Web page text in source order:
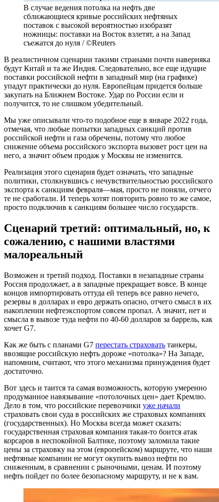
В случае ведения потолка на нефть две
сближающиеся кривые российских нефтяных
поставок с высокой вероятностью изобразят
ножницы: поставки на Восток взлетят, а на Запад
съежатся до нуля / ©Reuters
В реалистичном сценарии такими странами почти наверняка
будут Китай и та же Индия. Следовательно, все еще идущие
поставки российской нефти в западный мир (на графике)
упадут практически до нуля. Европейцам придется больше
закупать на Ближнем Востоке. Удар по России если и
получится, то не слишком убедительный.
Мы уже описывали что-то подобное еще в январе 2022 года,
отмечая, что любые попытки западных санкций против
российской нефти и газа обречены, потому что любое
снижение объема российского экспорта вызовет рост цен на
него, а значит объем продаж у Москвы не изменится.
Реализация этого сценария будет означать, что западные
политики, столкнувшись с нечувствительностью российского
экспорта к санкциям февраля—мая, просто не поняли, отчего
те не сработали. И теперь хотят повторить ровно то же самое,
просто подключив к санкциям большее число государств.
Сценарий третий: оптимальный, но, к
сожалению, с нашими властями
малореальный
Возможен и третий подход. Поставки в незападные страны
Россия продолжает, а в западные прекращает вовсе. В конце
концов импортировать оттуда ей теперь все равно нечего,
резервы в долларах и евро держать опасно, отчего смысл в их
накоплении нефтеэкспортом совсем пропал. А значит, нет и
смысла в вывозе туда нефти по 40-60 долларов за баррель, как
хочет G7.
Как же быть с планами G7 перестать страховать танкеры,
ввозящие российскую нефть дороже «потолка»? На Западе,
напомним, считают, что этого механизма принуждения будет
достаточно.
Вот здесь и таится та самая возможность, которую умеренно
продуманное навязывание «потолочных цен» дает Кремлю.
Дело в том, что российские перевозчики уже начали
страховать свои суда в российских же страховых компаниях
(государственных). Но Москва всегда может сказать:
государственная страховая компания такая-то боится атак
корсаров в неспокойной Балтике, поэтому заломила такие
цены за страховку на этом (европейском) маршруте, что наши
нефтяные компании не могут окупить вывоз нефти по
сниженным, в сравнении с рыночными, ценам. И поэтому
нефть пойдет по более безопасному маршруту, и не к вам.